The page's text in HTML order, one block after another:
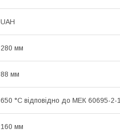
UAH
280 мм
88 мм
650 °C відповідно до МЕК 60695-2-1
160 мм